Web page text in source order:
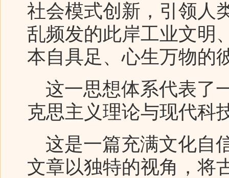
社会模式创新，引领人
乱频发的此岸工业文明
本自具足、心生万物的
这一思想体系代表了
克思主义理论与现代科
这是一篇充满文化自
文章以独特的视角，将